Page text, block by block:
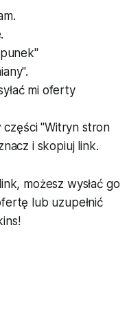
mi oferty
części "Witryn stron
i skopiuj link.
możesz wysłać go
lub uzupełnić